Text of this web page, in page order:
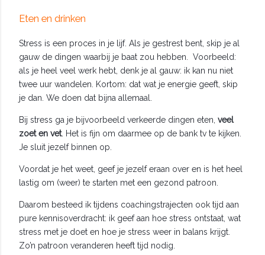
Eten en drinken
Stress is een proces in je lijf. Als je gestrest bent, skip je al
gauw de dingen waarbij je baat zou hebben. Voorbeeld:
als je heel veel werk hebt, denk je al gauw: ik kan nu niet
twee uur wandelen. Kortom: dat wat je energie geeft, skip
je dan. We doen dat bijna allemaal.
Bij stress ga je bijvoorbeeld verkeerde dingen eten, veel
zoet en vet. Het is fijn om daarmee op de bank tv te kijken.
Je sluit jezelf binnen op.
Voordat je het weet, geef je jezelf eraan over en is het heel
lastig om (weer) te starten met een gezond patroon.
Daarom besteed ik tijdens coachingstrajecten ook tijd aan
pure kennisoverdracht: ik geef aan hoe stress ontstaat, wat
stress met je doet en hoe je stress weer in balans krijgt.
Zo’n patroon veranderen heeft tijd nodig.